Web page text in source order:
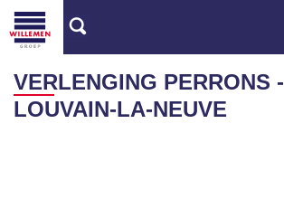
VERLENGING PERRONS -
LOUVAIN-LA-NEUVE